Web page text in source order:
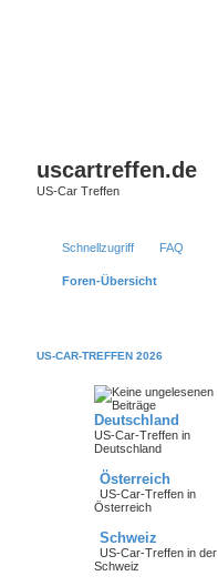
uscartreffen.de
US-Car Treffen
Schnellzugriff FAQ
Foren-Übersicht
US-CAR-TREFFEN 2026
Deutschland
US-Car-Treffen in
Deutschland
Österreich
US-Car-Treffen in
Österreich
Schweiz
US-Car-Treffen in der
Schweiz